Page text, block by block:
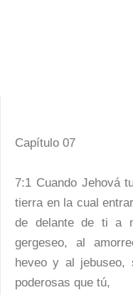
Capítulo 07
7:1 Cuando Jehová
tierra en la cual
de delante de ti a
gergeseo, al
heveo y al jebuseo,
poderosas que tú,